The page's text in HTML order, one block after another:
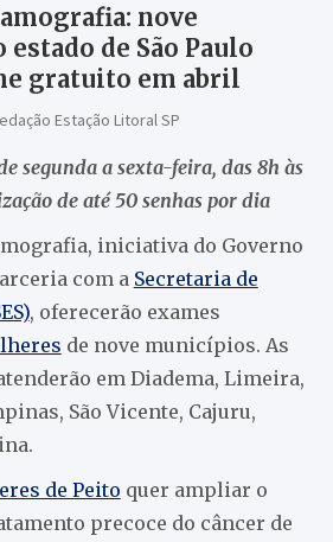
nove
de São Paulo
gratuito em abril
Estação Litoral SP
segunda a sexta-feira, das 8h às
de até 50 senhas por dia
iniciativa do Governo
com a Secretaria de
, oferecerão exames
de nove municípios. As
em Diadema, Limeira,
São Vicente, Cajuru,
de Peito quer ampliar o
precoce do câncer de